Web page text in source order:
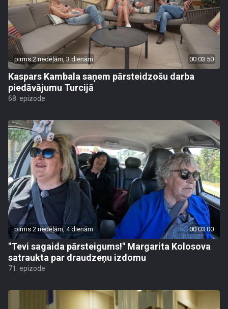
pirms 2 nedēļām, 3 dienām 00:03:50
Kaspars Kambala saņem pārsteidzošu darba
piedāvājumu Turcijā
68. epizode
pirms 2 nedēļām, 4 dienām 00:03:00
"Tevi sagaida pārsteigums!" Margarita Kolosova
satraukta par draudzeņu izdomu
71. epizode